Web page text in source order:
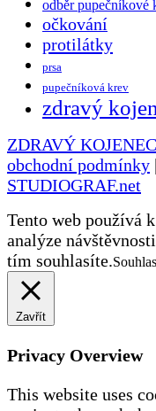
odběr pupečníkové
očkování
protilátky
prsa
pupečníková krev
zdravý
ZDRAVÝ KOJENEC
obchodní podmínky |
STUDIOGRAF.net
Tento web používá
analýze
tím souhlasíte.
Zavřít
Privacy Overview
This website uses